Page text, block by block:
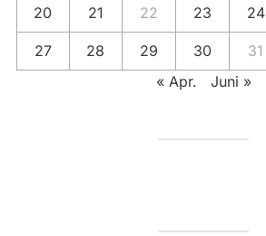
20 21 22 23 24
27 28 29 30
31
« Apr.
Juni »